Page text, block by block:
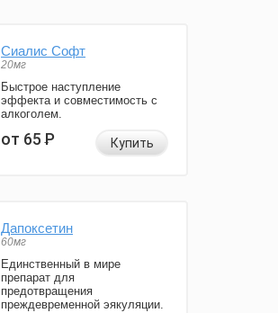
Сиалис Софт
20мг
Быстрое наступление
эффекта и совместимость с
алкоголем.
от 65Р Купить
Дапоксетин
60мг
Единственный в мире
препарат для
предотвращения
преждевременной эякуляции.